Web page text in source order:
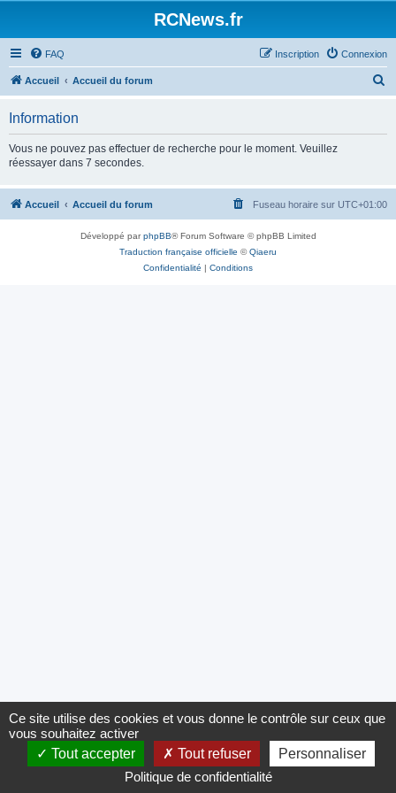
RCNews.fr
FAQ Connexion
Inscription
Accueil Accueil du forum
c
Information
Vous ne pouvez pas effectuer de recherche pour le moment. Veuillez
réessayer dans 7 secondes.
Accueil Accueil du forum Fuseau horaire sur UTC+01:00
Développé parphpBB® Forum Software © phpBB Limited
Traduction française officielle ©Qiaeru
Confidentialité | Conditions
Panneau de gestion des cookies
Ce site utilise des cookies et vous donne le contrôle sur ceux que
vous souhaitez activer
Tout accepter
Tout refuser
Personnaliser
Politique de confidentialité